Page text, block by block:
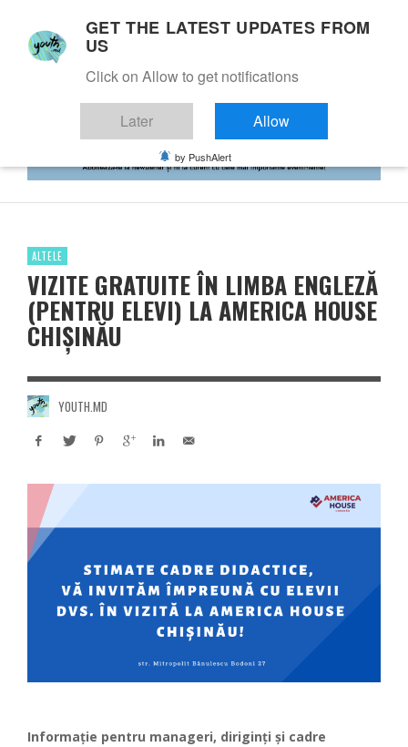
ALTELE
VIZITE GRATUITE ÎN LIMBA ENGLEZĂ
(PENTRU ELEVI) LA AMERICA HOUSE
CHIȘINĂU
YOUTH.MD
Informație pentru manageri, diriginți și cadre
GET THE LATEST UPDATES FROM
US
Click on Allow to get notifications
Later Allow
by PushAlert